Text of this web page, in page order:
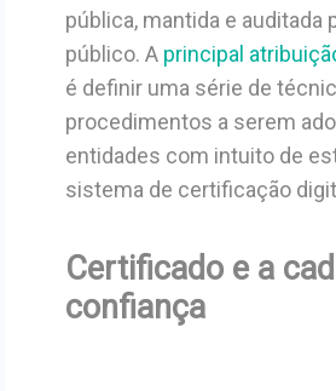
pública, mantida e auditada
público. A principal
é definir uma série de
procedimentos a serem
entidades com intuito de
sistema de certificação
Certificado e a
confiança